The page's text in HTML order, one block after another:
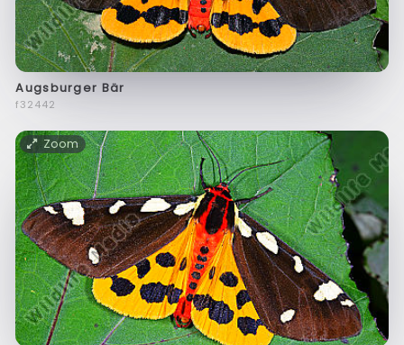
Augsburger Bär
f32442
Zoom